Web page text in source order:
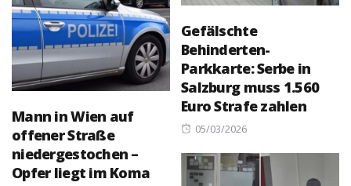
Gefälschte
Behinderten-
Parkkarte: Serbe in
Salzburg muss 1.560
Euro Strafe zahlen
Posted
05/03/2026
Mann in Wien auf
offener Straße
niedergestochen –
Opfer liegt im Koma